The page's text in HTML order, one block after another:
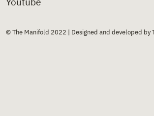
© The Manifold 2022 | Designed and developed by